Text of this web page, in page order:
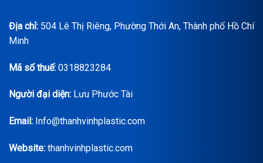
Địa chỉ: 504 Lê Thị Riêng, Phường Thới An, Thành phố Hồ Chí
Minh
Mã số thuế: 0318823284
Người đại diện: Lưu Phước Tài
Email: Info@thanhvinhplastic.com
Website: thanhvinhplastic.com